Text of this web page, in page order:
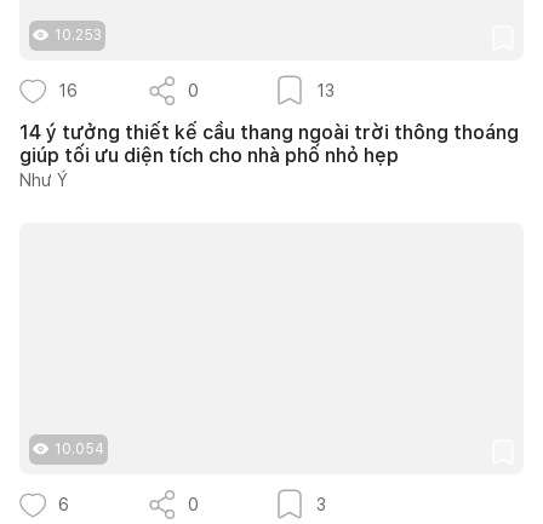
10.253
16 0 13
14 ý tưởng thiết kế cầu thang ngoài trời thông thoáng
giúp tối ưu diện tích cho nhà phố nhỏ hẹp
Như Ý
10.054
6 0 3